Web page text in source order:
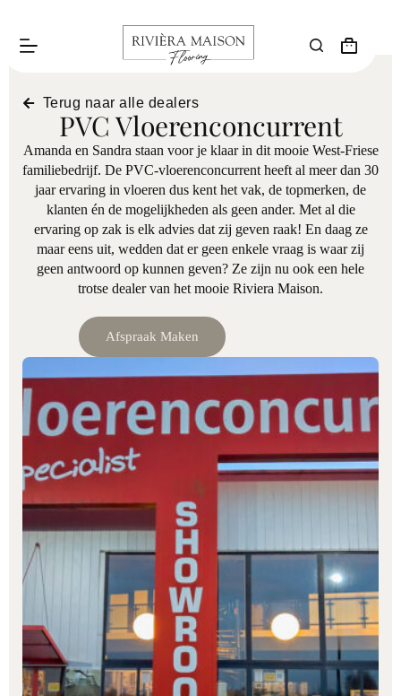
Terug naar alle dealers
PVC Vloerenconcurrent
Amanda en Sandra staan voor je klaar in dit mooie West-Friese
familiebedrijf. De PVC-vloerenconcurrent heeft al meer dan 30
jaar ervaring in vloeren dus kent het vak, de topmerken, de
klanten én de mogelijkheden als geen ander. Met al die
ervaring op zak is elk advies dat zij geven raak! En daag ze
maar eens uit, wedden dat er geen enkele vraag is waar zij
geen antwoord op kunnen geven? Ze zijn nu ook een hele
trotse dealer van het mooie Riviera Maison.
Afspraak Maken